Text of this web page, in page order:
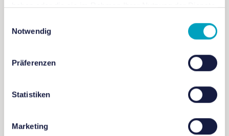
haben oder die sie im Rahmen Ihrer Nutzung der Dienste
Notwendig
Präferenzen
Statistiken
Marketing
+ Zu Google Kalender hinzufügen